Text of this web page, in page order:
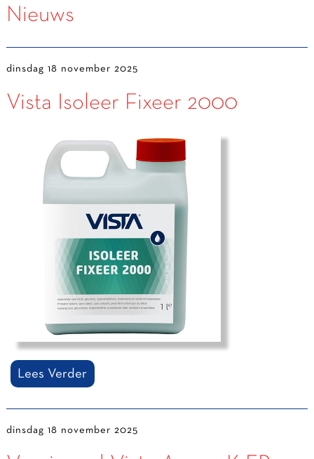
Nieuws
dinsdag 18 november 2025
Vista Isoleer Fixeer 2000
Lees Verder
dinsdag 18 november 2025